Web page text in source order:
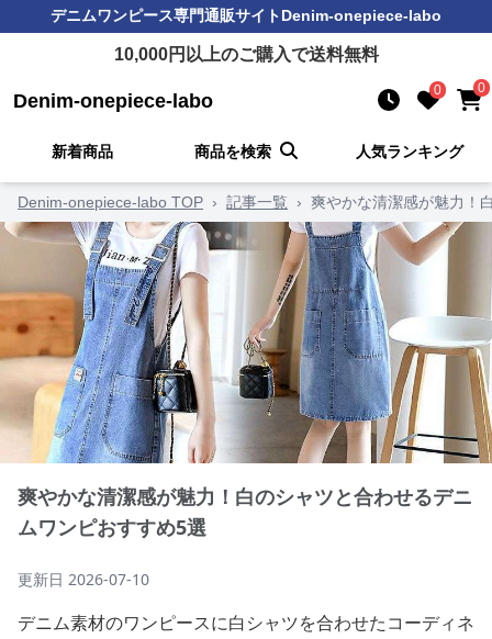
デニムワンピース専門通販サイトDenim-onepiece-labo
10,000円以上のご購入で送料無料
Denim-onepiece-labo 0 0
新着商品 商品を検索 人気ランキング
Denim-onepiece-labo TOP › 記事一覧 › 爽やかな清潔感が魅力！
爽やかな清潔感が魅力！白のシャツと合わせるデニ
ムワンピおすすめ5選
更新日 2026-07-10
デニム素材のワンピースに白シャツを合わせたコーディネ